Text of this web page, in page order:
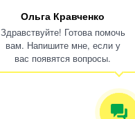
Ольга Кравченко
Здравствуйте! Готова помочь
вам. Напишите мне, если у
вас появятся вопросы.